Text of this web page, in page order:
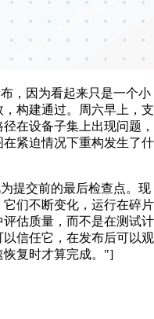
，因为看起来只是一个小
构建通过。周六早上，支
在设备子集上出现问题，
紧迫情况下重构发生了什
提交前的最后检查点。现
们不断变化，运行在碎片
估质量，而不是在测试计
信任它，在发布后可以观
恢复时才算完成。"]